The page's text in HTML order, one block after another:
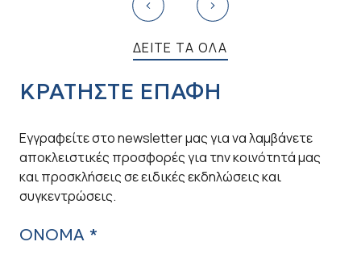
ΔΕΙΤΕ ΤΑ ΟΛΑ
ΚΡΑΤΗΣΤΕ ΕΠΑΦΗ
Εγγραφείτε στο newsletter μας για να λαμβάνετε
αποκλειστικές προσφορές για την κοινότητά μας
και προσκλήσεις σε ειδικές εκδηλώσεις και
συγκεντρώσεις.
ΟΝΟΜΑ *